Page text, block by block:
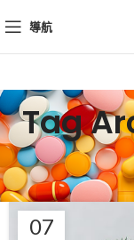
導航
Tag
07